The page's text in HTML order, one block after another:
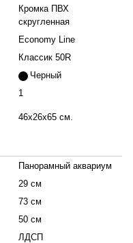
Кромка ПВХ
скругленная
Economy Line
Классик 50R
Черный
1
46x26x65 см.
Панорамный аквариум
29 см
73 см
50 см
ЛДСП